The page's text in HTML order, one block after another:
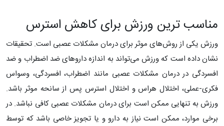
مناسب ترین ورزش برای کاهش استرس
ورزش یکی از روش‌های موثر برای درمان مشکلات عصبی است. تحقیقات
نشان داده است که ورزش می‌تواند به اندازه داروهای ضد اضطراب و ضد
افسردگی در درمان مشکلات عصبی مانند اضطراب، افسردگی، وسواس
فکری-عملی، اختلال هراس و اختلال استرس پس از سانحه موثر باشد.
ورزش به تنهایی ممکن است برای درمان مشکلات عصبی کافی نباشد. در
برخی موارد، ممکن است نیاز به دارو و یا تجویز خاصی باشد که توسط